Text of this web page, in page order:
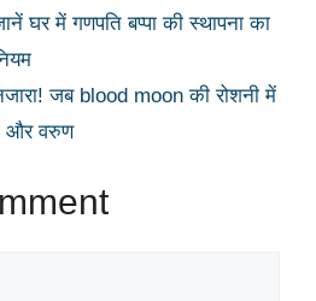
घर में गणपति बप्पा की स्थापना का
जब blood moon की रोशनी में
और वरुण